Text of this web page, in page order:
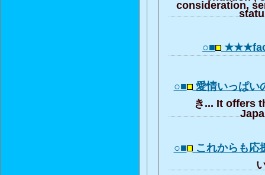
consideration,
○■
○■ 愛情いっぱ
き... It offers
○■ これからも